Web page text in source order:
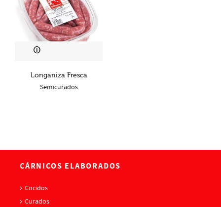
Longaniza Fresca
Semicurados
CÁRNICOS ELABORADOS
Cocidos
Curados